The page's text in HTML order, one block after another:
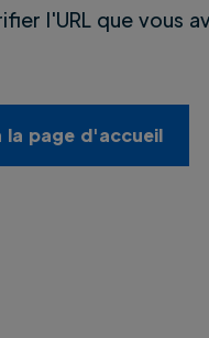
l'URL que vous
la page d'accueil